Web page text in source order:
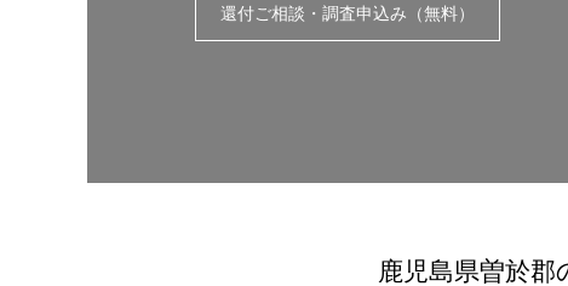
還付ご相談・調査申込み（無料）
鹿児島県曽於郡